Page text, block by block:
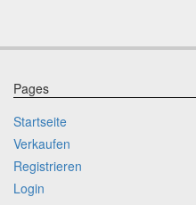
Pages
Startseite
Verkaufen
Registrieren
Login